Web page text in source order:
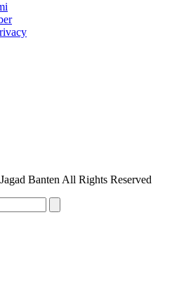
Banten All Rights Reserved